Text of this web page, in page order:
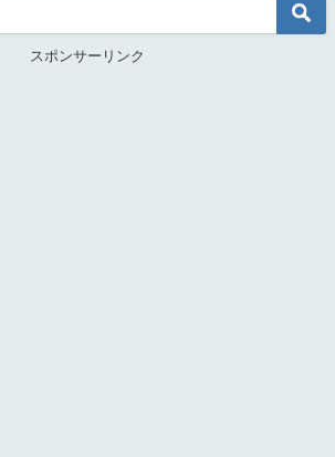
スポンサーリンク